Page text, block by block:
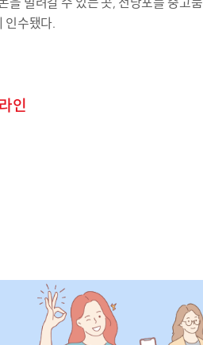
인수됐다.
인